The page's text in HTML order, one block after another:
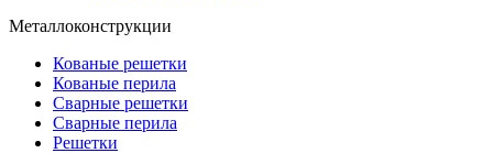
Металлоконструкции
Кованые решетки
Кованые перила
Сварные решетки
Сварные перила
Решетки